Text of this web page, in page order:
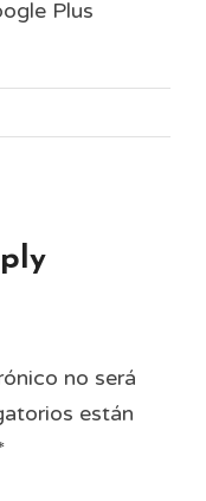
Plus
no será
están